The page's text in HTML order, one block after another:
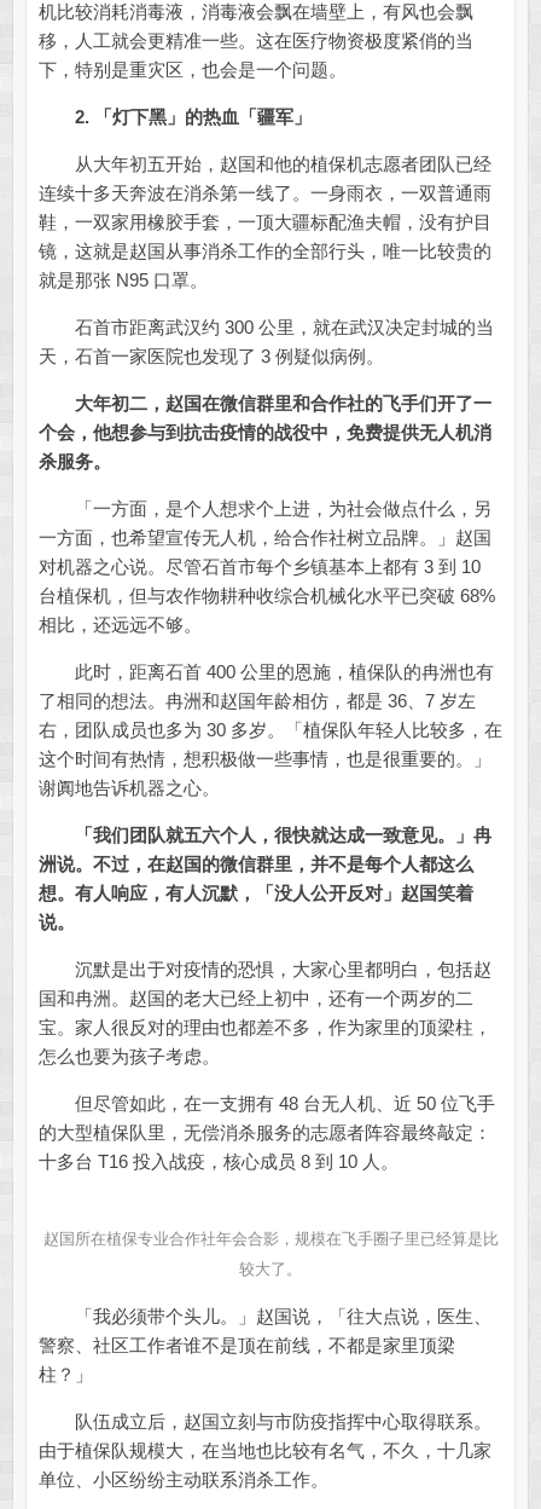
机比较消耗消毒液，消毒液会飘在墙壁上，有风也会飘
移，人工就会更精准一些。这在医疗物资极度紧俏的当
下，特别是重灾区，也会是一个问题。
2. 「灯下黑」的热血「疆军」
从大年初五开始，赵国和他的植保机志愿者团队已经
连续十多天奔波在消杀第一线了。一身雨衣，一双普通雨
鞋，一双家用橡胶手套，一顶大疆标配渔夫帽，没有护目
镜，这就是赵国从事消杀工作的全部行头，唯一比较贵的
就是那张 N95 口罩。
石首市距离武汉约 300 公里，就在武汉决定封城的当
天，石首一家医院也发现了 3 例疑似病例。
大年初二，赵国在微信群里和合作社的飞手们开了一
个会，他想参与到抗击疫情的战役中，免费提供无人机消
杀服务。
「一方面，是个人想求个上进，为社会做点什么，另
一方面，也希望宣传无人机，给合作社树立品牌。」赵国
对机器之心说。尽管石首市每个乡镇基本上都有 3 到 10
台植保机，但与农作物耕种收综合机械化水平已突破 68%
相比，还远远不够。
此时，距离石首 400 公里的恩施，植保队的冉洲也有
了相同的想法。冉洲和赵国年龄相仿，都是 36、7 岁左
右，团队成员也多为 30 多岁。「植保队年轻人比较多，在
这个时间有热情，想积极做一些事情，也是很重要的。」
谢阗地告诉机器之心。
「我们团队就五六个人，很快就达成一致意见。
」冉
洲说。 不过，在赵国的微信群里，并不是每个人都这么
想。 有人响应，有人沉默，「没人公开反对」赵国笑着
说。
沉默是出于对疫情的恐惧，大家心里都明白，包括赵
国和冉洲。赵国的老大已经上初中，还有一个两岁的二
宝。家人很反对的理由也都差不多，作为家里的顶梁柱，
怎么也要为孩子考虑。
但尽管如此，在一支拥有 48 台无人机、近 50 位飞手
的大型植保队里，无偿消杀服务的志愿者阵容最终敲定：
十多台 T16 投入战疫，核心成员 8 到 10 人。
赵国所在植保专业合作社年会合影，规模在飞手圈子里已经算是比
较大了。
「我必须带个头儿。」赵国说，「往大点说，医生、
警察、社区工作者谁不是顶在前线，不都是家里顶梁
柱？」
队伍成立后，赵国立刻与市防疫指挥中心取得联系。
由于植保队规模大，在当地也比较有名气，不久，十几家
单位、小区纷纷主动联系消杀工作。